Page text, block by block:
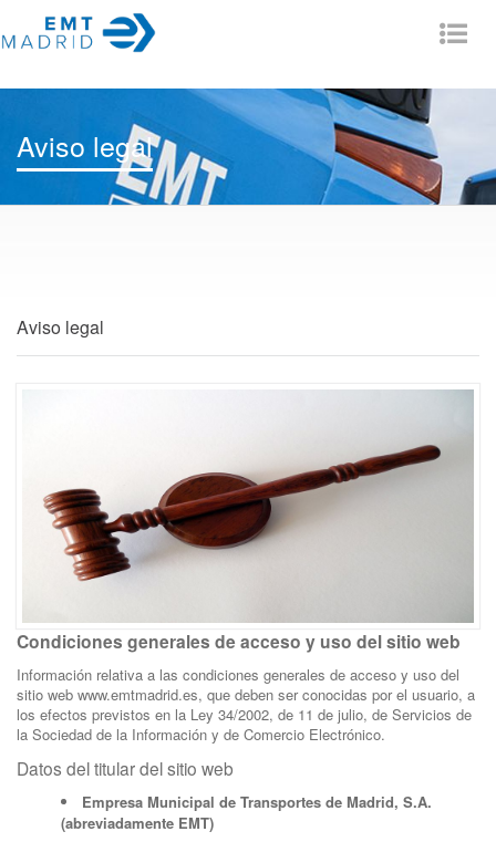
Aviso legal
Aviso legal
Condiciones generales de acceso y uso del sitio web
Información relativa a las condiciones generales de acceso y uso del
sitio web www.emtmadrid.es, que deben ser conocidas por el usuario, a
los efectos previstos en la Ley 34/2002, de 11 de julio, de Servicios de
la Sociedad de la Información y de Comercio Electrónico.
Datos del titular del sitio web
Empresa Municipal de Transportes de Madrid, S.A.
(abreviadamente EMT)